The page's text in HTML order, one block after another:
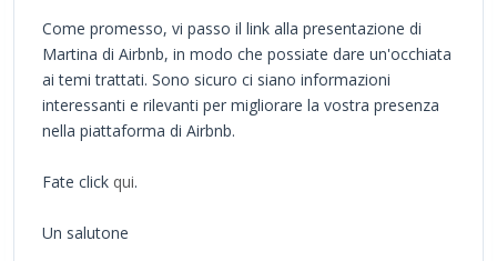
Come promesso, vi passo il link alla presentazione di
Martina di Airbnb, in modo che possiate dare un'occhiata
ai temi trattati. Sono sicuro ci siano informazioni
interessanti e rilevanti per migliorare la vostra presenza
nella piattaforma di Airbnb.
Fate click qui.
Un salutone